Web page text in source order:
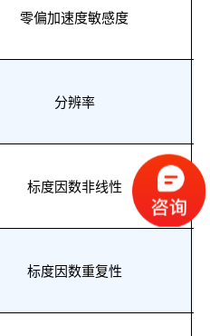
零偏加速度敏感度
分辨率
标度因数非线性
标度因数重复性